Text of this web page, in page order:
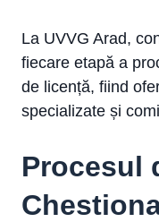
La UVVG Arad,
fiecare etapă a
de licență, fiind
specializate și
Procesul